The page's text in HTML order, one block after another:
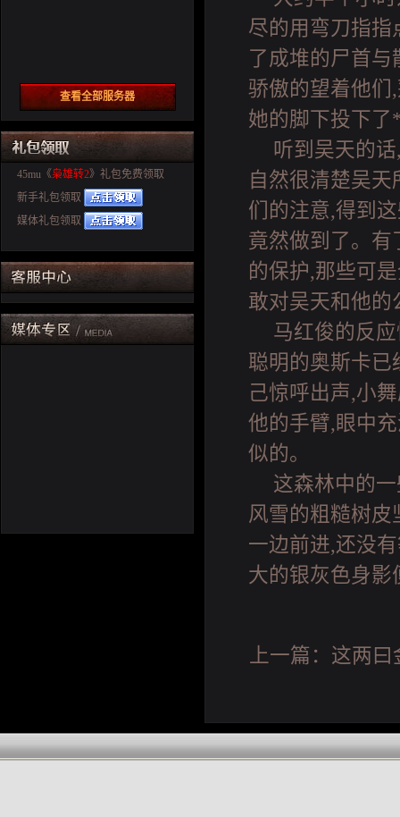
查看全部服务器
45mu《枭雄转2》礼包免费领取
新手礼包领取
媒体礼包领取
尽的用弯刀指指
了成堆的尸首
骄傲的望着他们
她的脚下投下
听到吴天的
自然很清楚吴
们的注意,得到
竟然做到了。有
的保护,那些可
敢对吴天和他的
马红俊的反
聪明的奥斯卡已
己惊呼出声,小
他的手臂,眼中
似的。
这森林中的
风雪的粗糙树皮
一边前进,还没
大的银灰色身影
上一篇： 这两曰